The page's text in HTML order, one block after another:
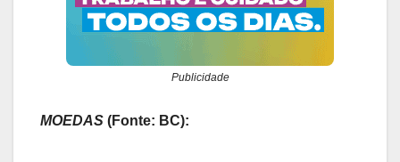
Publicidade
MOEDAS (Fonte: BC):